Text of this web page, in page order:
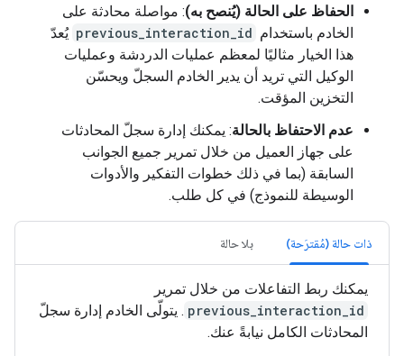
الحفاظ على الحالة (يُنصح به): مواصلة محادثة على
الخادم باستخدام previous_interaction_id يُعدّ
هذا الخيار مثاليًا لمعظم عمليات الدردشة وعمليات
الوكيل التي تريد أن يدير الخادم السجلّ ويحسّن
التخزين المؤقت.
عدم الاحتفاظ بالحالة: يمكنك إدارة سجلّ المحادثات
على جهاز العميل من خلال تمرير جميع الجوانب
السابقة (بما في ذلك خطوات التفكير والأدوات
الوسيطة للنموذج) في كل طلب.
ذات حالة (مُقترَحة) بلا حالة
يمكنك ربط التفاعلات من خلال تمرير
previous_interaction_id . يتولّى الخادم إدارة سجلّ
المحادثات الكامل نيابةً عنك.